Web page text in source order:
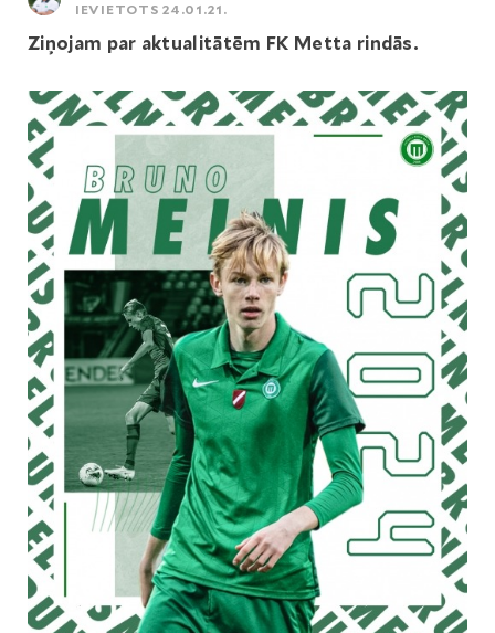
IEVIETOTS 24.01.21.
Ziņojam par aktualitātēm FK Metta rindās.